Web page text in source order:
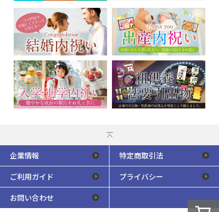
企業情報 特定商取引法
ご利用ガイド プライバシー
お問い合わせ